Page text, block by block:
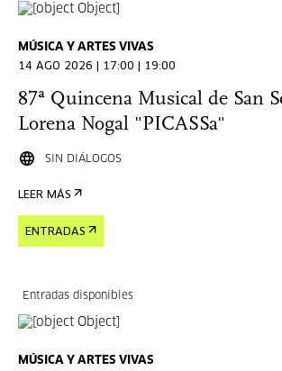
MÚSICA Y ARTES VIVAS
14 AGO 2026 | 17:00 | 19:00
87ª Quincena Musical de San
Lorena Nogal "PICASSa"
SIN DIÁLOGOS
LEER MÁS
ENTRADAS
Entradas disponibles
MÚSICA Y ARTES VIVAS